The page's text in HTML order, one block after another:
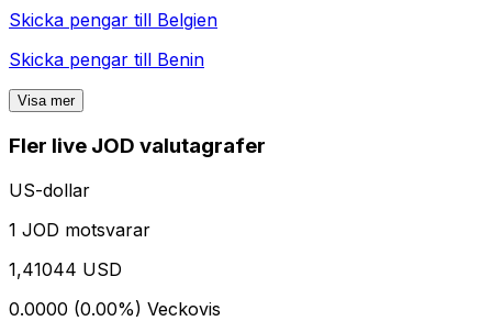
Skicka pengar till Belgien
Skicka pengar till Benin
Visa mer
Fler live JOD valutagrafer
US-dollar
1 JOD motsvarar
1,41044 USD
0.0000 (0.00%) Veckovis